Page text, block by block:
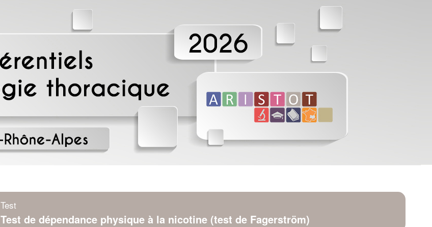
Test
Test de dépendance physique à la nicotine (test de Fagerström)